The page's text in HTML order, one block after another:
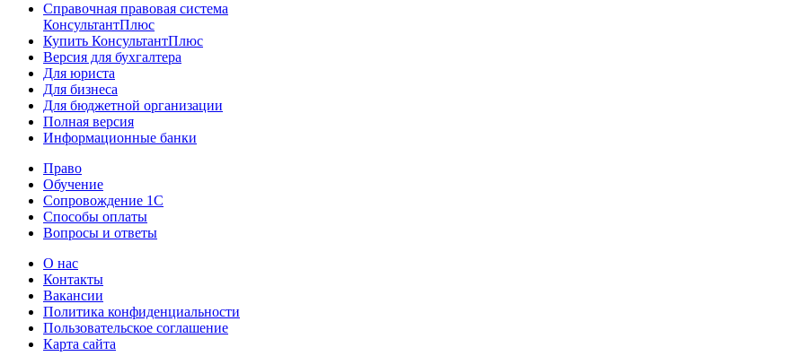
Справочная правовая система
КонсультантПлюс
Купить КонсультантПлюс
Версия для бухгалтера
Для юриста
Для бизнеса
Для бюджетной организации
Полная версия
Информационные банки
Право
Обучение
Сопровождение 1С
Способы оплаты
Вопросы и ответы
О нас
Контакты
Вакансии
Политика конфиденциальности
Пользовательское соглашение
Карта сайта